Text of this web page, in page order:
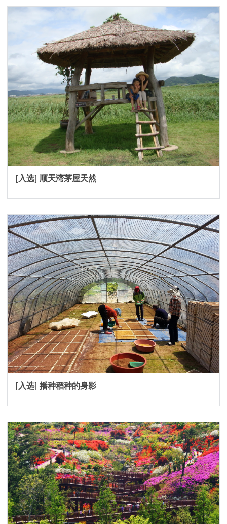
[入选] 顺天湾茅屋天然
[入选] 播种稻种的身影